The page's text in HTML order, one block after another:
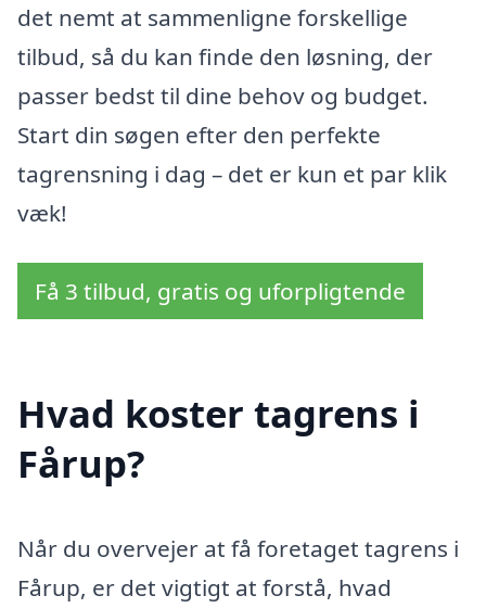
det nemt at sammenligne forskellige
tilbud, så du kan finde den løsning, der
passer bedst til dine behov og budget.
Start din søgen efter den perfekte
tagrensning i dag – det er kun et par klik
væk!
Få 3 tilbud, gratis og uforpligtende
Hvad koster tagrens i
Fårup?
Når du overvejer at få foretaget tagrens i
Fårup, er det vigtigt at forstå, hvad